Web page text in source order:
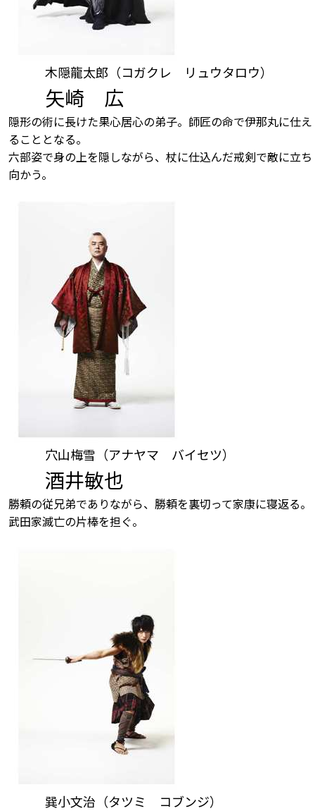
木隠龍太郎（コガクレ リュウタロウ）
矢崎 広
隠形の術に長けた果心居心の弟子。師匠の命で伊那丸に仕え
ることとなる。
六部姿で身の上を隠しながら、杖に仕込んだ戒剣で敵に立ち
向かう。
穴山梅雪（アナヤマ バイセツ）
酒井敏也
勝頼の従兄弟でありながら、勝頼を裏切って家康に寝返る。
武田家滅亡の片棒を担ぐ。
巽小文治（タツミ コブンジ）